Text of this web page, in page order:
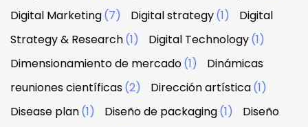
Digital Marketing(7) Digital strategy(1)
Digital
Strategy & Research(1) Digital Technology(1)
Dimensionamiento de mercado(1)
Dinámicas
reuniones científicas(2) Dirección artística(1)
Disease plan(1) Diseño de packaging(1)
Diseño